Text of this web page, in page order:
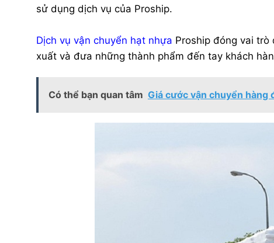
sử dụng dịch vụ của Proship.
Dịch vụ vận chuyển hạt nhựa Proship đóng vai
xuất và đưa những thành phẩm đến tay khách
Có thể bạn quan tâm Giá cước vận chuyển hàng